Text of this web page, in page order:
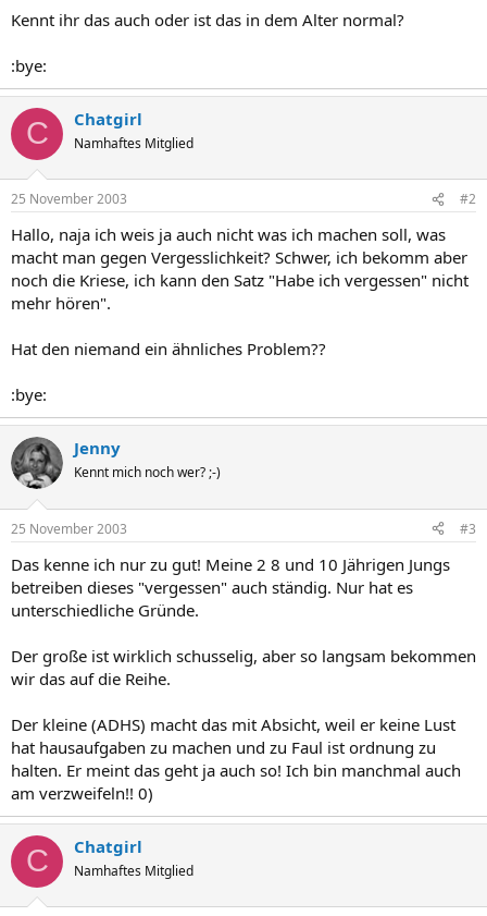
Kennt ihr das auch oder ist das in dem Alter normal?
:bye:
C Chatgirl
Namhaftes Mitglied
25 November 2003 #2
Hallo, naja ich weis ja auch nicht was ich machen soll, was
macht man gegen Vergesslichkeit? Schwer, ich bekomm aber
noch die Kriese, ich kann den Satz "Habe ich vergessen" nicht
mehr hören".
Hat den niemand ein ähnliches Problem??
:bye:
Jenny
Kennt mich noch wer? ;-)
25 November 2003 #3
Das kenne ich nur zu gut! Meine 2 8 und 10 Jährigen Jungs
betreiben dieses "vergessen" auch ständig. Nur hat es
unterschiedliche Gründe.
Der große ist wirklich schusselig, aber so langsam bekommen
wir das auf die Reihe.
Der kleine (ADHS) macht das mit Absicht, weil er keine Lust
hat hausaufgaben zu machen und zu Faul ist ordnung zu
halten. Er meint das geht ja auch so! Ich bin manchmal auch
am verzweifeln!! 0)
C Chatgirl
Namhaftes Mitglied